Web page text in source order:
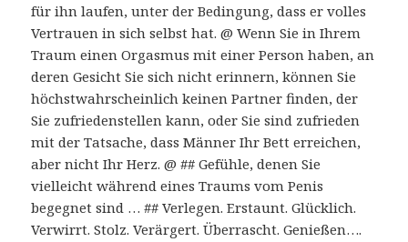
für ihn laufen, unter der Bedingung, dass er volles
Vertrauen in sich selbst hat. @ Wenn Sie in Ihrem
Traum einen Orgasmus mit einer Person haben, an
deren Gesicht Sie sich nicht erinnern, können Sie
höchstwahrscheinlich keinen Partner finden, der
Sie zufriedenstellen kann, oder Sie sind zufrieden
mit der Tatsache, dass Männer Ihr Bett erreichen,
aber nicht Ihr Herz. @ ## Gefühle, denen Sie
vielleicht während eines Traums vom Penis
begegnet sind … ## Verlegen. Erstaunt. Glücklich.
Verwirrt. Stolz. Verärgert. Überrascht. Genießen….